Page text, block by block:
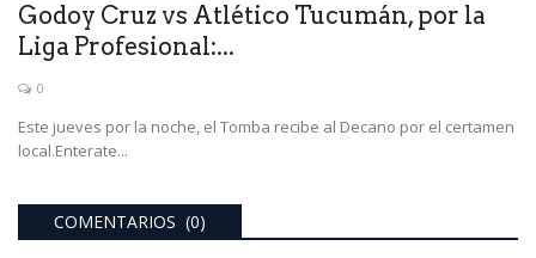
Godoy Cruz vs Atlético Tucumán, por la
Liga Profesional:...
0
Este jueves por la noche, el Tomba recibe al Decano por el certamen
local.Enterate...
COMENTARIOS (0)